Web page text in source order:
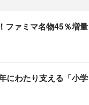
ファミマ名物45％増量
にわたり支える「小学